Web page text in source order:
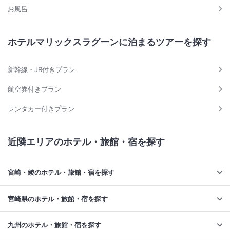
お風呂
ホテルマリックスラグーンに泊まるツアーを探す
新幹線・JR付きプラン
航空券付きプラン
レンタカー付きプラン
近隣エリアのホテル・旅館・宿を探す
宮崎・綾のホテル・旅館・宿を探す
宮崎県のホテル・旅館・宿を探す
九州のホテル・旅館・宿を探す